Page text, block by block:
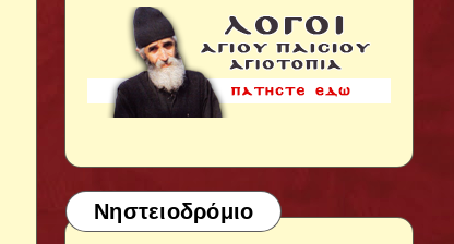
Νηστειοδρόμιο